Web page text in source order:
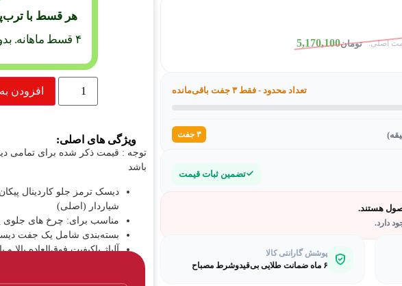
تومان5,170,100
تعداد محدود - فقط ۳ جفت باقی‌مانده
۳ جفت
تضمین ثبات قیمت
هستند.
دارد.
پوشش گارانتی کالا
۶ ماه ضمانت طلایی بی‌قیدوشرط مصباح
هر قسط با
۴ قسط ماهانه. بدون سود، چک و ضامن.
افزودن
ویژگی های اصلی:
توجه : قیمت ذکر شده برای
باشد
دیسک ترمز جلو کاردینال
شیاردار (اصلی)
مناسب برای: چرخ های جلوی
بسته‌بندی شامل یک جفت
آلیاژ باکیفیت فوق‌العاده بالا و